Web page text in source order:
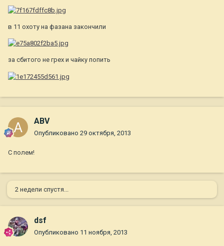
в 11 охоту на фазана закончили
за сбитого не грех и чайку попить
ABV
Опубликовано 29 октября, 2013
С полем!
2 недели спустя...
dsf
Опубликовано 11 ноября, 2013